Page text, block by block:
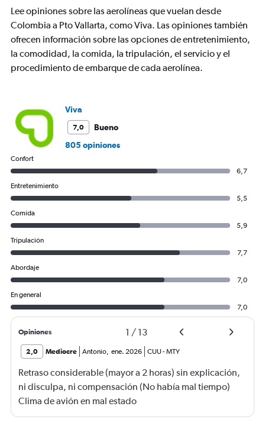
chart
1
Y
axis
displaying
to
900.
Lee opiniones sobre las aerolíneas que vuelan desde
Colombia a Pto Vallarta, como Viva. Las opiniones también
ofrecen información sobre las opciones de entretenimiento,
la comodidad, la comida, la tripulación, el servicio y el
procedimiento de embarque de cada aerolínea.
Viva
7,0
Bueno
805 opiniones
Confort
6,7
Entretenimiento
5,5
Comida
5,9
Tripulación
7,7
Abordaje
7,0
En general
7,0
Opiniones 1 / 13
2,0 Mediocre Antonio, ene. 2026 CUU-MTY
Retraso considerable (mayor a 2 horas) sin explicación,
ni disculpa, ni compensación (No había mal tiempo)
Clima de avión en mal estado